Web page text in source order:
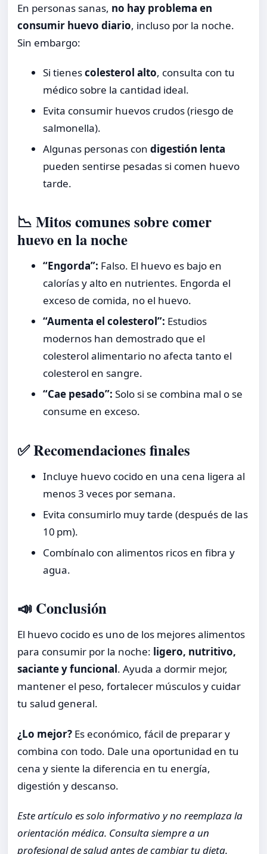
En personas sanas, no hay problema en
consumir huevo diario, incluso por la noche.
Sin embargo:
Si tienescolesterol alto, consulta con tu
médico sobre la cantidad ideal.
Evita consumir huevos crudos (riesgo de
salmonella).
Algunas personas con digestión lenta
pueden sentirse pesadas si comen huevo
tarde.
📉 Mitos comunes sobre comer
huevo en la noche
“Engorda”: Falso. El huevo es bajo en
calorías y alto en nutrientes. Engorda el
exceso de comida, no el huevo.
“Aumenta el colesterol”: Estudios
modernos han demostrado que el
colesterol alimentario no afecta tanto el
colesterol en sangre.
“Cae pesado”: Solo si se combina mal o se
consume en exceso.
✅ Recomendaciones finales
Incluye huevo cocido en una cena ligera al
menos 3 veces por semana.
Evita consumirlo muy tarde (después de las
10 pm).
Combínalo con alimentos ricos en fibra y
agua.
📣 Conclusión
El huevo cocido es uno de los mejores alimentos
para consumir por la noche: ligero, nutritivo,
saciante y funcional. Ayuda a dormir mejor,
mantener el peso, fortalecer músculos y cuidar
tu salud general.
¿Lo mejor? Es económico, fácil de preparar y
combina con todo. Dale una oportunidad en tu
cena y siente la diferencia en tu energía,
digestión y descanso.
Este artículo es solo informativo y no reemplaza la
orientación médica. Consulta siempre a un
profesional de salud antes de cambiar tu dieta.